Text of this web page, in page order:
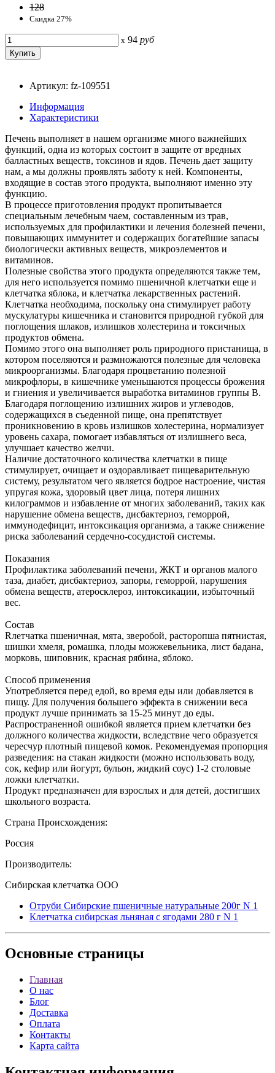
128
Скидка 27%
x 94 руб
Артикул: fz-109551
Информация
Характеристики
Печень выполняет в нашем организме много важнейших
функций, одна из которых состоит в защите от вредных
балластных веществ, токсинов и ядов. Печень дает защиту
нам, а мы должны проявлять заботу к ней. Компоненты,
входящие в состав этого продукта, выполняют именно эту
функцию.
В процессе приготовления продукт пропитывается
специальным лечебным чаем, составленным из трав,
используемых для профилактики и лечения болезней печени,
повышающих иммунитет и содержащих богатейшие запасы
биологически активных веществ, микроэлементов и
витаминов.
Полезные свойства этого продукта определяются также тем,
для него используется помимо пшеничной клетчатки еще и
клетчатка яблока, и клетчатка лекарственных растений.
Клетчатка необходима, поскольку она стимулирует работу
мускулатуры кишечника и становится природной губкой для
поглощения шлаков, излишков холестерина и токсичных
продуктов обмена.
Помимо этого она выполняет роль природного пристанища, в
котором поселяются и размножаются полезные для человека
микроорганизмы. Благодаря процветанию полезной
микрофлоры, в кишечнике уменьшаются процессы брожения
и гниения и увеличивается выработка витаминов группы В.
Благодаря поглощению излишних жиров и углеводов,
содержащихся в съеденной пище, она препятствует
проникновению в кровь излишков холестерина, нормализует
уровень сахара, помогает избавляться от излишнего веса,
улучшает качество желчи.
Наличие достаточного количества клетчатки в пище
стимулирует, очищает и оздоравливает пищеварительную
систему, результатом чего является бодрое настроение, чистая
упругая кожа, здоровый цвет лица, потеря лишних
килограммов и избавление от многих заболеваний, таких как
нарушение обмена веществ, дисбактериоз, геморрой,
иммунодефицит, интоксикация организма, а также снижение
риска заболеваний сердечно-сосудистой системы.
Показания
Профилактика заболеваний печени, ЖКТ и органов малого
таза, диабет, дисбактериоз, запоры, геморрой, нарушения
обмена веществ, атеросклероз, интоксикации, избыточный
вес.
Состав
Rлетчатка пшеничная, мята, зверобой, расторопша пятнистая,
шишки хмеля, ромашка, плоды можжевельника, лист бадана,
морковь, шиповник, красная рябина, яблоко.
Способ применения
Употребляется перед едой, во время еды или добавляется в
пищу. Для получения большего эффекта в снижении веса
продукт лучше принимать за 15-25 минут до еды.
Распространенной ошибкой является прием клетчатки без
должного количества жидкости, вследствие чего образуется
чересчур плотный пищевой комок. Рекомендуемая пропорция
разведения: на стакан жидкости (можно использовать воду,
сок, кефир или йогурт, бульон, жидкий соус) 1-2 столовые
ложки клетчатки.
Продукт предназначен для взрослых и для детей, достигших
школьного возраста.
Страна Происхождения:
Россия
Производитель:
Сибирская клетчатка ООО
Отруби Сибирские пшеничные натуральные 200г N 1
Клетчатка сибирская льняная с ягодами 280 г N 1
Основные страницы
Главная
О нас
Блог
Доставка
Оплата
Контакты
Карта сайта